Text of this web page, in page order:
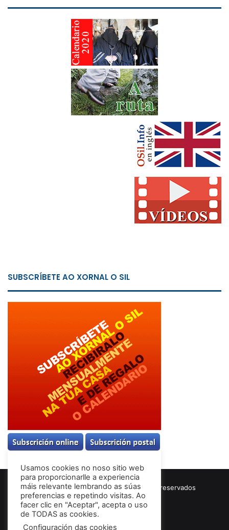
SUBSCRÍBETE AO XORNAL O SIL
© Copyright 2026, Todos los derechos reservados
Términos & Condiciones
Usamos cookies no noso sitio web
para proporcionarlle a experiencia
máis relevante lembrando as súas
preferencias e repetindo visitas. Ao
facer clic en "Aceptar", acepta o uso
de TODAS as cookies.
Configuración das cookies